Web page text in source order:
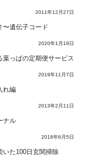
2011年12月27日
〜遺伝子コード
2020年1月19日
っぱの定期便サービス
2019年11月7日
れ編
2013年2月11日
ナル
2018年6月5日
いた100日玄関掃除